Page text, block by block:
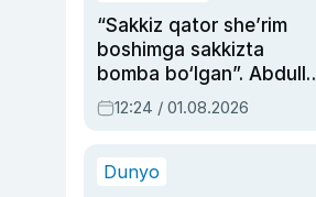
“Sakkiz qator she’rim
boshimga sakkizta
bomba bo‘lgan”. Abdulla
Oripovni siyosiy
ayblovlardan asrab
12:24 / 01.08.2026
Dunyo